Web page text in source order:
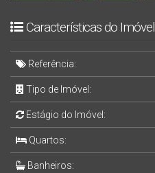
Características do Imóvel
Referência:
Tipo de Imóvel:
Estágio do Imóvel:
Quartos:
Banheiros: